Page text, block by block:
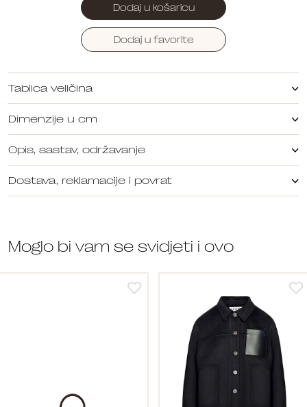
Dodaj u košaricu
Dodaj u favorite
Tablica veličina
Dimenzije u cm
Opis, sastav, održavanje
Dostava, reklamacije i povrat
Moglo bi vam se svidjeti i ovo